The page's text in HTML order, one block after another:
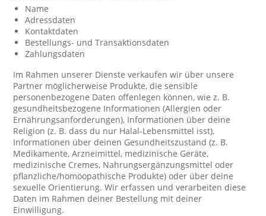
Name
Adressdaten
Kontaktdaten
Bestellungs- und Transaktionsdaten
Zahlungsdaten
Im Rahmen unserer Dienste verkaufen wir über unsere
Partner möglicherweise Produkte, die sensible
personenbezogene Daten offenlegen können, wie z. B.
gesundheitsbezogene Informationen (Allergien oder
Ernährungsanforderungen), Informationen über deine
Religion (z. B. dass du nur Halal-Lebensmittel isst),
Informationen über deinen Gesundheitszustand (z. B.
Medikamente, Arzneimittel, medizinische Geräte,
medizinische Cremes, Nahrungsergänzungsmittel oder
pflanzliche/homöopathische Produkte) oder über deine
sexuelle Orientierung. Wir erfassen und verarbeiten diese
Daten im Rahmen deiner Bestellung mit deiner
Einwilligung.